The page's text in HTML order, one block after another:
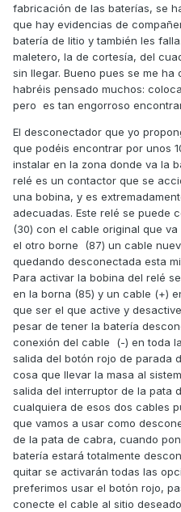
fabricación de las baterías, se
que hay evidencias de
batería de litio y también les
maletero, la de cortesía, del
sin llegar. Bueno pues se me
habréis pensado muchos:
pero es tan engorroso
El desconectador que yo
que podéis encontrar por unos
instalar en la zona donde va la
relé es un contactor que se
una bobina, y es
adecuadas. Este relé se puede
(30) con el cable original que
el otro borne (87) un cable
quedando desconectada esta
Para activar la bobina del relé
en la borna (85) y un cable (+)
que ser el que active y
pesar de tener la batería
conexión del cable (-) en toda
salida del botón rojo de parada
cosa que llevar la masa al
salida del interruptor de la pata
cualquiera de esos dos cables
que vamos a usar como
de la pata de cabra, cuando
batería estará totalmente
quitar se activarán todas las
preferimos usar el botón rojo,
conecte el cable al sitio